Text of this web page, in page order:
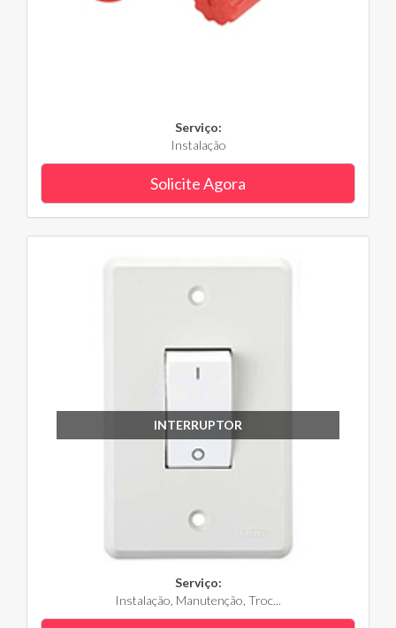
Serviço:
Instalação
Solicite Agora
INTERRUPTOR
Serviço:
Instalação, Manutenção, Troc...